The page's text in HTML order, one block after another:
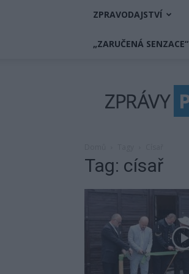
ZPRAVODAJSTVÍ
„ZARUČENÁ SENZACE“
Příbram
Tag: císař